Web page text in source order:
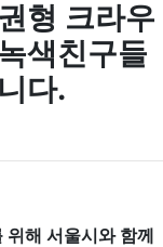
형 크라우
색친구들
다.
해 서울시와 함께